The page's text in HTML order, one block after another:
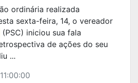
ordinária realizada
sexta-feira, 14, o vereador
(PSC) iniciou sua fala
de ações do seu
...